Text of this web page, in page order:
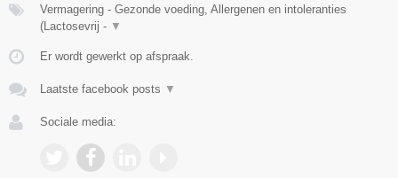
Vermagering - Gezonde voeding, Allergenen en intoleranties
(Lactosevrij - ▼
Er wordt gewerkt op afspraak.
Laatste facebook posts ▼
Sociale media: